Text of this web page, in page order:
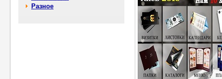
Разное